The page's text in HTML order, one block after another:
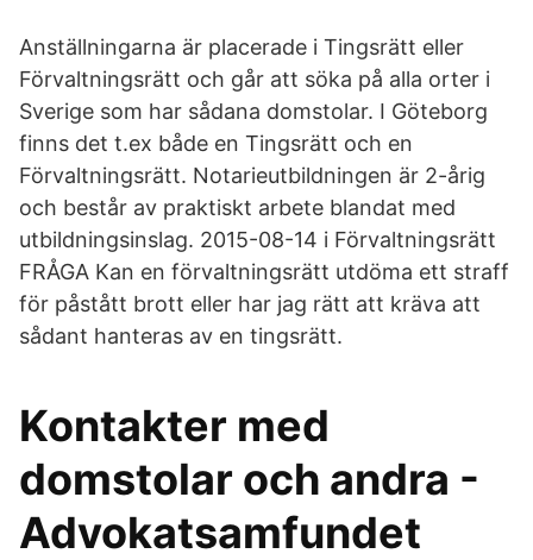
Anställningarna är placerade i Tingsrätt eller
Förvaltningsrätt och går att söka på alla orter i
Sverige som har sådana domstolar. I Göteborg
finns det t.ex både en Tingsrätt och en
Förvaltningsrätt. Notarieutbildningen är 2-årig
och består av praktiskt arbete blandat med
utbildningsinslag. 2015-08-14 i Förvaltningsrätt
FRÅGA Kan en förvaltningsrätt utdöma ett straff
för påstått brott eller har jag rätt att kräva att
sådant hanteras av en tingsrätt.
Kontakter med
domstolar och andra -
Advokatsamfundet